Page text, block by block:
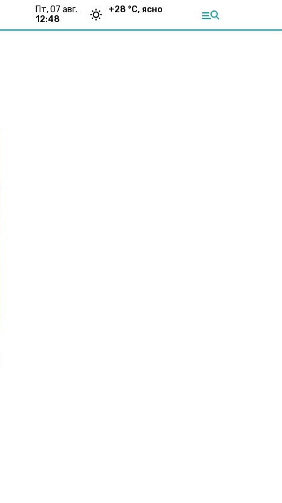
пт, 07 авг.
12:48
+28 °С, ясно